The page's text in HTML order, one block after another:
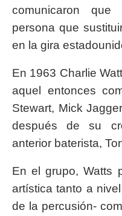
comunicaron
persona que
en la gira
En 1963 Charlie
aquel entonces
Stewart, Mick
después de su
anterior baterista,
En el grupo, Watts
artística tanto a
de la percusión-